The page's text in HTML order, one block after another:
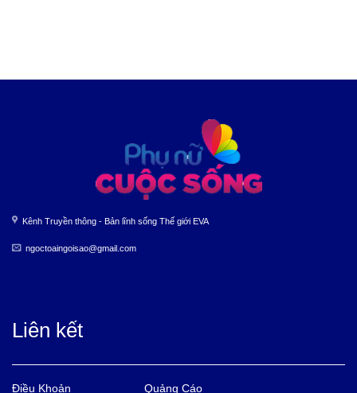
Kênh Truyền thông - Bản lĩnh sống Thế giới EVA
ngoctoaingoisao@gmail.com
Liên kết
Điều Khoản Quảng Cáo